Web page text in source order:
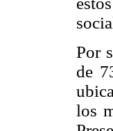
Por
de
los